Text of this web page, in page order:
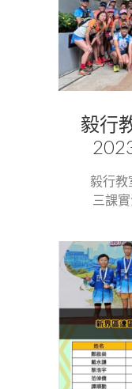
毅行
毅行教
三課